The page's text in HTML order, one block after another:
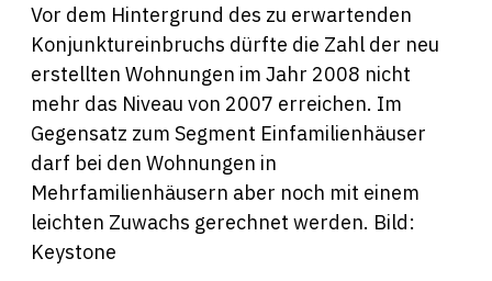
Vor dem Hintergrund des zu erwartenden
Konjunktureinbruchs dürfte die Zahl der neu
erstellten Wohnungen im Jahr 2008 nicht
mehr das Niveau von 2007 erreichen. Im
Gegensatz zum Segment Einfamilienhäuser
darf bei den Wohnungen in
Mehrfamilienhäusern aber noch mit einem
leichten Zuwachs gerechnet werden. Bild:
Keystone